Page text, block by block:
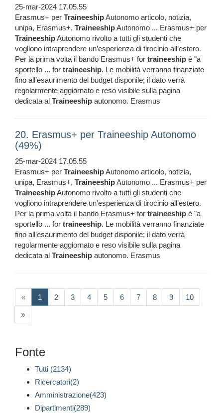
25-mar-2024 17.05.55
Erasmus+ per TraineeshipAutonomo articolo, notizia,
unipa, Erasmus+, TraineeshipAutonomo ... Erasmus+ per
TraineeshipAutonomo rivolto a tutti gli studenti che
vogliono intraprendere un’esperienza di tirocinio all’estero.
Per la prima volta il bando Erasmus+ for traineeship è "a
sportello ... for traineeship. Le mobilità verranno finanziate
fino all’esaurimento del budget disponile; il dato verrà
regolarmente aggiornato e reso visibile sulla pagina
dedicata al Traineeship autonomo. Erasmus
20. Erasmus+ per Traineeship Autonomo
(49%)
25-mar-2024 17.05.55
Erasmus+ per TraineeshipAutonomo articolo, notizia,
unipa, Erasmus+, TraineeshipAutonomo ... Erasmus+ per
TraineeshipAutonomo rivolto a tutti gli studenti che
vogliono intraprendere un’esperienza di tirocinio all’estero.
Per la prima volta il bando Erasmus+ for traineeship è "a
sportello ... for traineeship. Le mobilità verranno finanziate
fino all’esaurimento del budget disponile; il dato verrà
regolarmente aggiornato e reso visibile sulla pagina
dedicata al Traineeship autonomo. Erasmus
« 1 (current)
2 3 4 5 6 7 8 9 10
»
Fonte
Tutti (2134)
Ricercatori(2)
Amministrazione(423)
Dipartimenti(289)